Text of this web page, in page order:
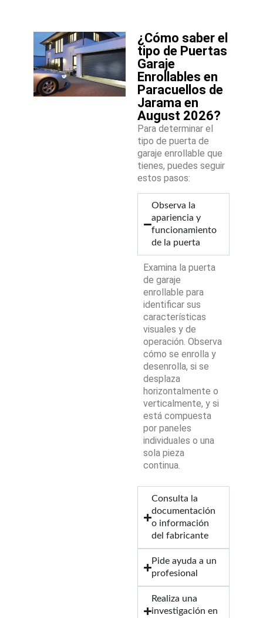
¿Cómo saber el
tipo de Puertas
Garaje
Enrollables en
Paracuellos de
Jarama en
August 2026?
Para determinar el
tipo de puerta de
garaje enrollable que
tienes, puedes seguir
estos pasos:
Observa la
apariencia y
funcionamiento
de la puerta
Examina la puerta
de garaje
enrollable para
identificar sus
características
visuales y de
operación. Observa
cómo se enrolla y
desenrolla, si se
desplaza
horizontalmente o
verticalmente, y si
está compuesta
por paneles
individuales o una
sola pieza
continua.
Consulta la
documentación
o información
del fabricante
Pide ayuda a un
profesional
Realiza una
investigación en